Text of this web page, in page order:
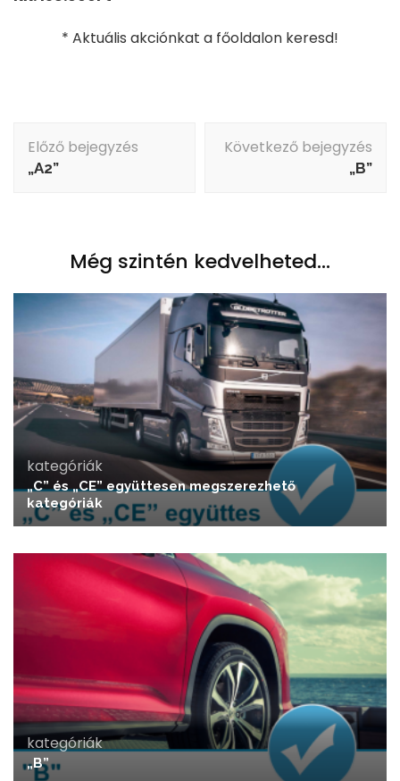
* Aktuális akciónkat a főoldalon keresd!
navigáció
Előző bejegyzés
„A2”
Következő bejegyzés
„B”
Még szintén kedvelheted...
kategóriák
„C” és „CE” együttesen megszerezhető
kategóriák
kategóriák
„B”